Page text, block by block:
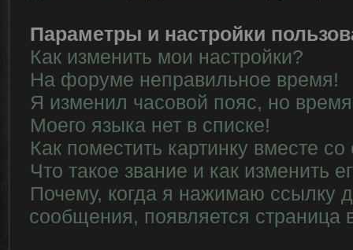
Параметры и настройки
Как изменить мои настройки?
На форуме неправильное время!
Я изменил часовой пояс, но
Моего языка нет в списке!
Как поместить картинку вместе
Что такое звание и как изменить
Почему, когда я нажимаю ссылку
сообщения, появляется страница